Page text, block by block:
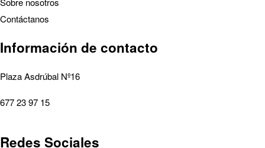
Contáctanos
Información de contacto
Plaza Asdrúbal Nº16
677 23 97 15
Redes Sociales